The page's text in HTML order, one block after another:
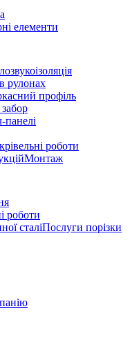
елементи
рулонах
профіль
панелі
роботи
Монтаж
роботи
Послуги порізки